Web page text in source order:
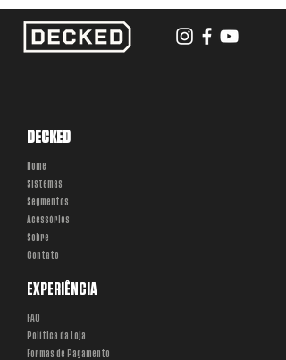
DECKED
Home
Sistemas
Segmentos
Acessórios
Sobre
Contato
EXPERIÊNCIA
FAQ
Política da Loja
Formas de Pagamento